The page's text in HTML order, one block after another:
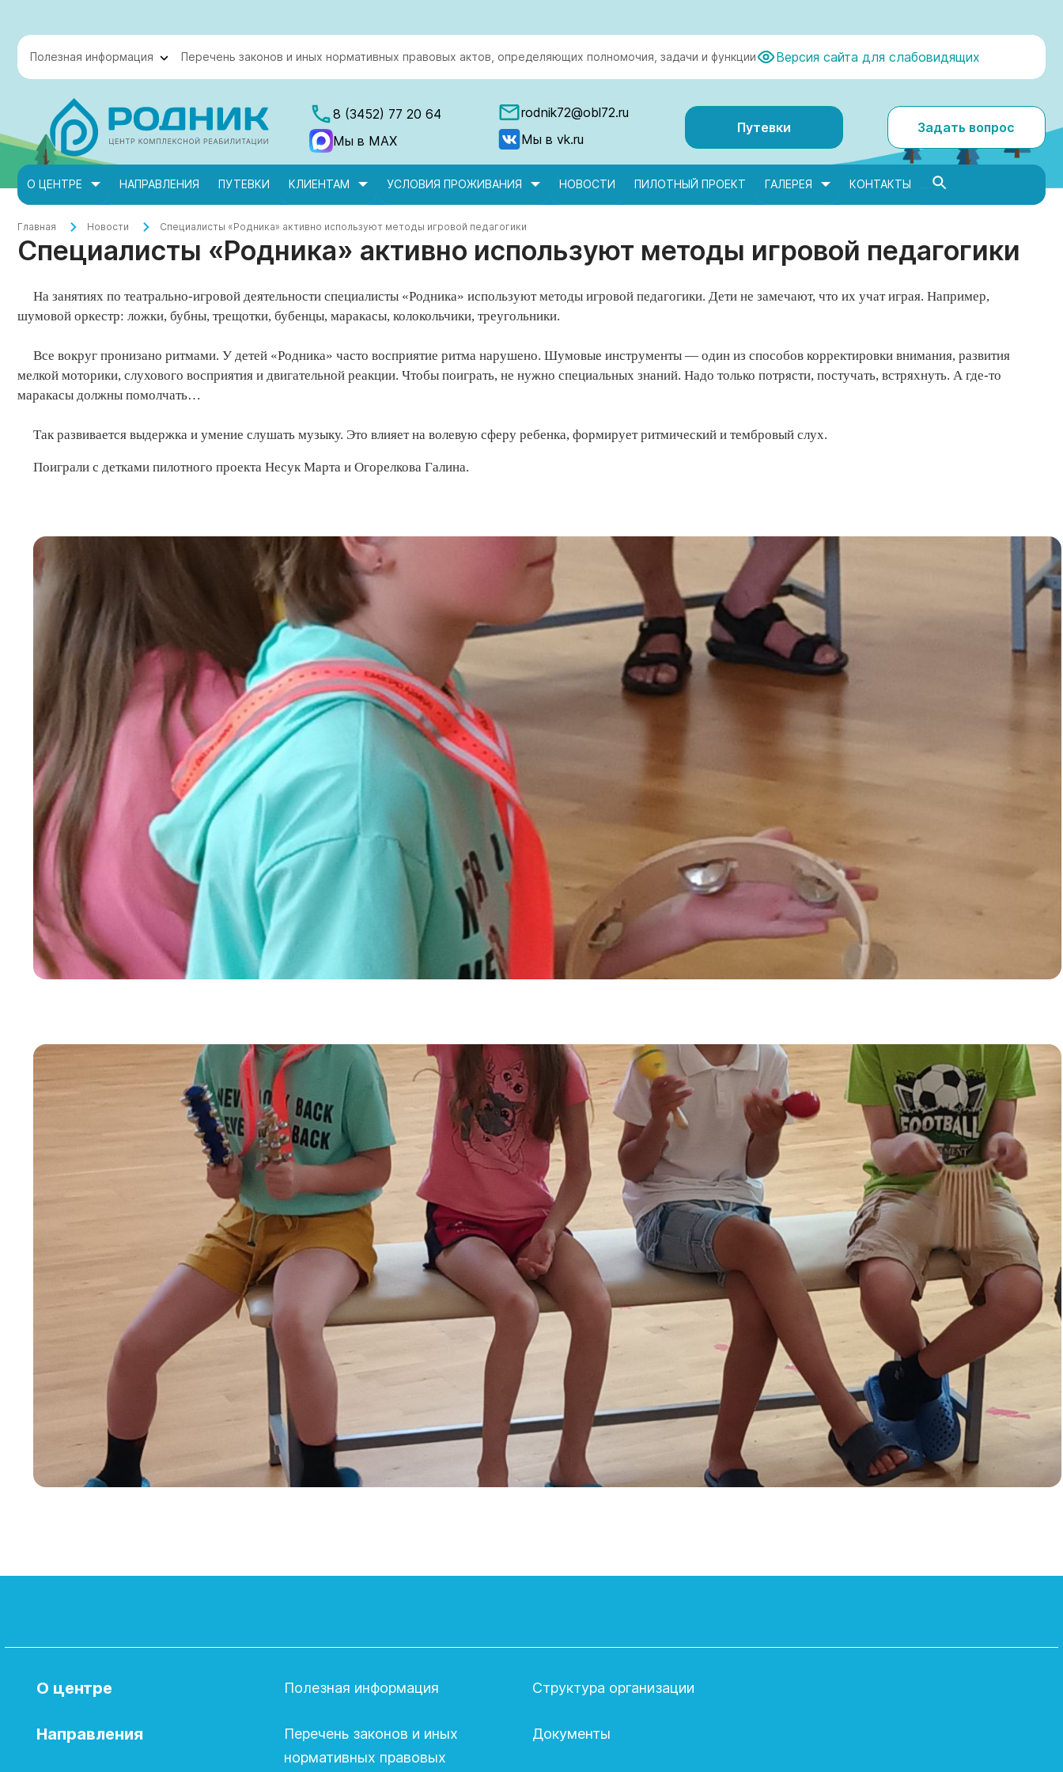
Полезная информация Перечень законов и иных нормативных правовых актов, определяющих полномочия, задачи и функции Версия сайта для слабовидящих
8 (3452) 77 20 64
Мы в MAX
rodnik72@obl72.ru
Мы в vk.ru
Путевки Задать вопрос
О ЦЕНТРЕ НАПРАВЛЕНИЯ ПУТЕВКИ КЛИЕНТАМ УСЛОВИЯ ПРОЖИВАНИЯ НОВОСТИ ПИЛОТНЫЙ ПРОЕКТ ГАЛЕРЕЯ КОНТАКТЫ
Главная Новости Специалисты «Родника» активно используют методы игровой педагогики
Специалисты «Родника» активно используют методы игровой педагогики
На занятиях по театрально-игровой деятельности специалисты «Родника» используют методы игровой педагогики. Дети не замечают, что их учат играя. Например,
шумовой оркестр: ложки, бубны, трещотки, бубенцы, маракасы, колокольчики, треугольники.
Все вокруг пронизано ритмами. У детей «Родника» часто восприятие ритма нарушено. Шумовые инструменты — один из способов корректировки внимания, развития
мелкой моторики, слухового восприятия и двигательной реакции. Чтобы поиграть, не нужно специальных знаний. Надо только потрясти, постучать, встряхнуть. А где-то
маракасы должны помолчать…
Так развивается выдержка и умение слушать музыку. Это влияет на волевую сферу ребенка, формирует ритмический и тембровый слух.
Поиграли с детками пилотного проекта Несук Марта и Огорелкова Галина.
О центре
Направления
Полезная информация
Перечень законов и иных
нормативных правовых
Структура организации
Документы